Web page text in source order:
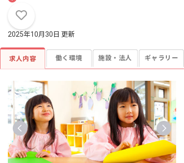
2025年10月30日 更新
求人内容 働く環境 施設・法人 ギャラリー